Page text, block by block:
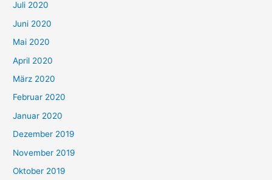
Juli 2020
Juni 2020
Mai 2020
April 2020
März 2020
Februar 2020
Januar 2020
Dezember 2019
November 2019
Oktober 2019